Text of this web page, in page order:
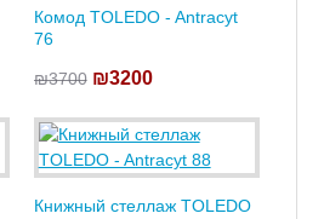
Комод TOLEDO - Antracyt
76
₪3700 ₪3200
Книжный стеллаж TOLEDO